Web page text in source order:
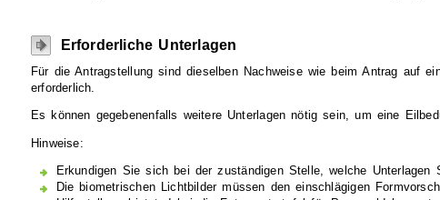
Erforderliche Unterlagen
Für die Antragstellung sind dieselben Nachweise wie beim Antrag auf
erforderlich.
Es können gegebenenfalls weitere Unterlagen nötig sein, um eine
Hinweise:
Erkundigen Sie sich bei der zuständigen Stelle, welche Unterlagen
Die biometrischen Lichtbilder müssen den einschlägigen